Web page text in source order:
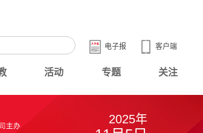
客户端
电子报
活动 专题 关注
2025年